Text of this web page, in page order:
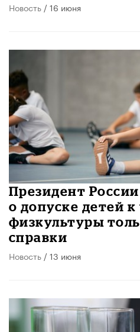
Новость / 16 июня
Президент
о допуске детей
физкультуры
справки
Новость / 13 июня